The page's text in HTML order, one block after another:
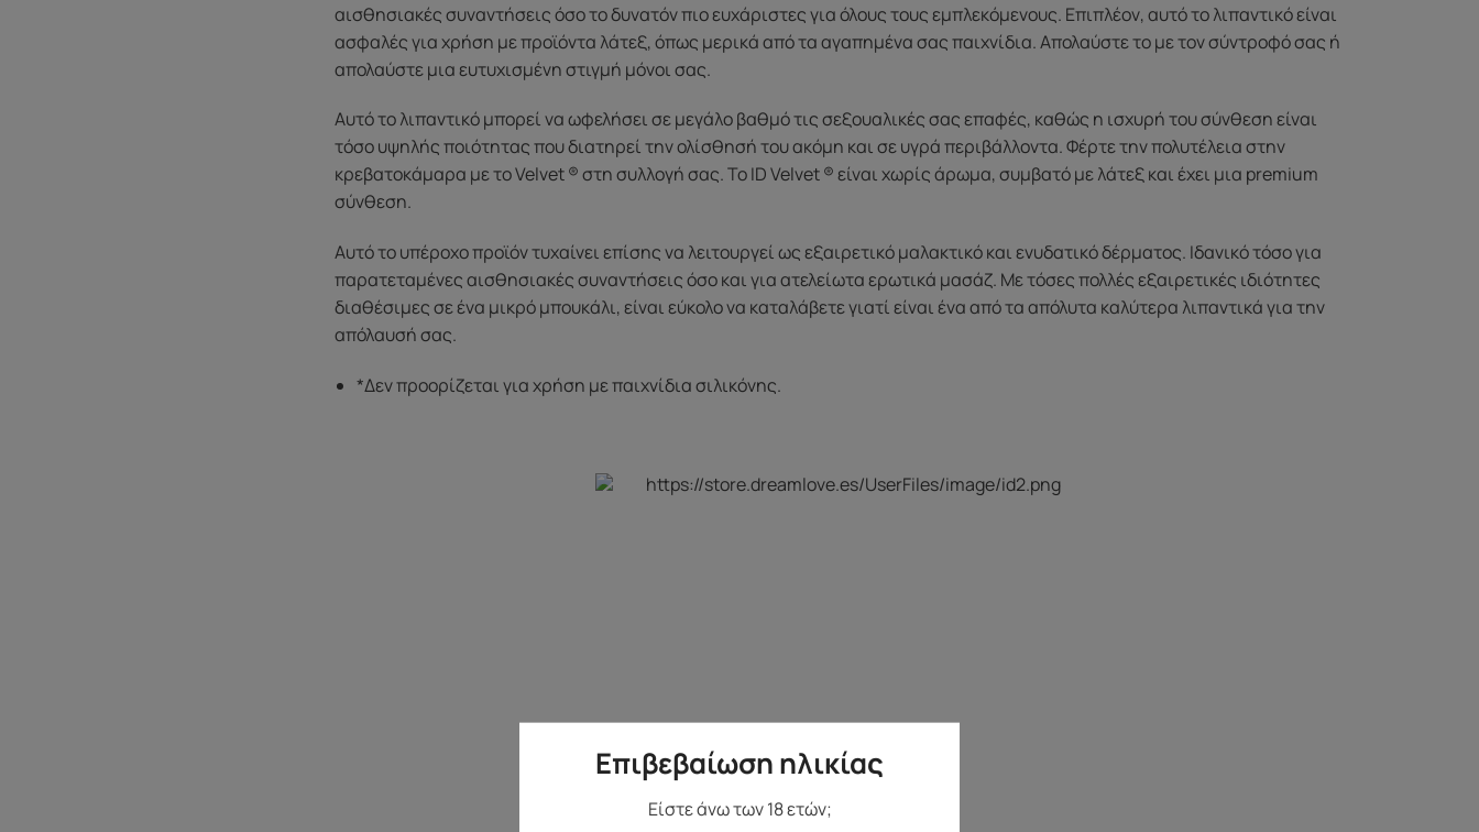
αισθησιακές συναντήσεις όσο το δυνατόν πιο ευχάριστες για όλους τους εμπλεκόμενους. Επιπλέον, αυτό το λιπαντικό είναι
ασφαλές για χρήση με προϊόντα λάτεξ, όπως μερικά από τα αγαπημένα σας παιχνίδια. Απολαύστε το με τον σύντροφό σας ή
απολαύστε μια ευτυχισμένη στιγμή μόνοι σας.
Αυτό το λιπαντικό μπορεί να ωφελήσει σε μεγάλο βαθμό τις σεξουαλικές σας επαφές, καθώς η ισχυρή του σύνθεση είναι
τόσο υψηλής ποιότητας που διατηρεί την ολίσθησή του ακόμη και σε υγρά περιβάλλοντα. Φέρτε την πολυτέλεια στην
κρεβατοκάμαρα με το Velvet ® στη συλλογή σας. Το ID Velvet ® είναι χωρίς άρωμα, συμβατό με λάτεξ και έχει μια premium
σύνθεση.
Αυτό το υπέροχο προϊόν τυχαίνει επίσης να λειτουργεί ως εξαιρετικό μαλακτικό και ενυδατικό δέρματος. Ιδανικό τόσο για
παρατεταμένες αισθησιακές συναντήσεις όσο και για ατελείωτα ερωτικά μασάζ. Με τόσες πολλές εξαιρετικές ιδιότητες
διαθέσιμες σε ένα μικρό μπουκάλι, είναι εύκολο να καταλάβετε γιατί είναι ένα από τα απόλυτα καλύτερα λιπαντικά για την
απόλαυσή σας.
*Δεν προορίζεται για χρήση με παιχνίδια σιλικόνης.
Επιβεβαίωση ηλικίας
Είστε άνω των 18 ετών;